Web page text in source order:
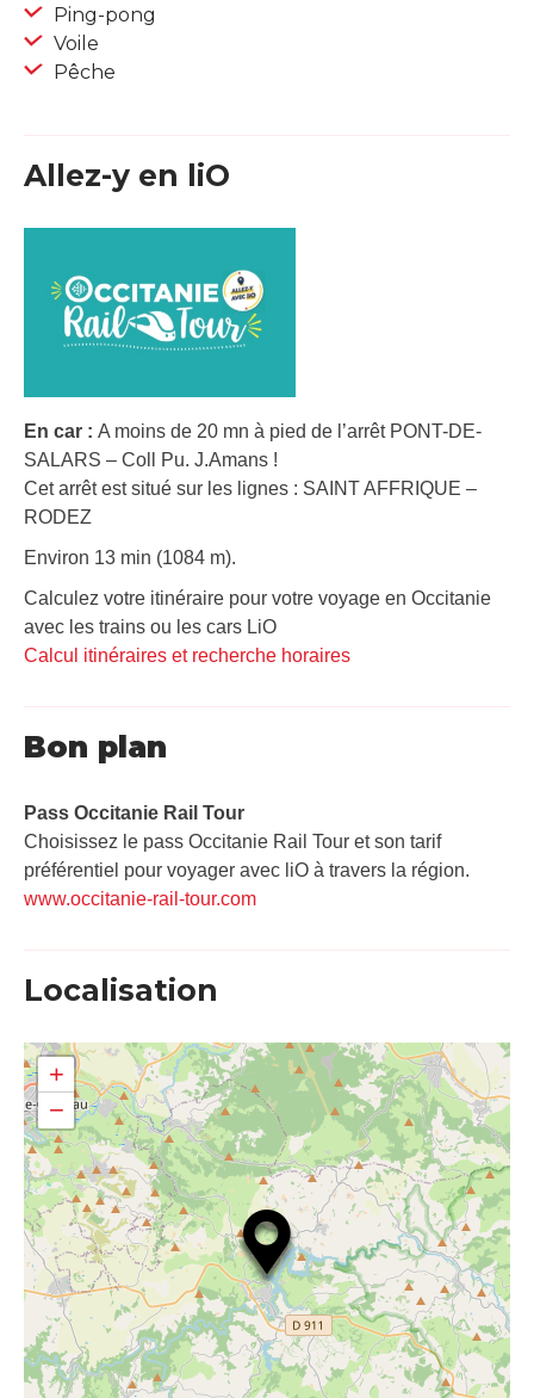
Ping-pong
Voile
Pêche
Allez-y en liO
En car : A moins de 20 mn à pied de l’arrêt PONT-DE-
SALARS – Coll Pu. J.Amans !
Cet arrêt est situé sur les lignes : SAINT AFFRIQUE –
RODEZ
Environ 13 min (1084 m).
Calculez votre itinéraire pour votre voyage en Occitanie
avec les trains ou les cars LiO
Calcul itinéraires et recherche horaires
Bon plan
Pass Occitanie Rail Tour​
Choisissez le pass Occitanie Rail Tour et son tarif
préférentiel pour voyager avec liO à travers la région.
www.occitanie-rail-tour.com
Localisation
+
−